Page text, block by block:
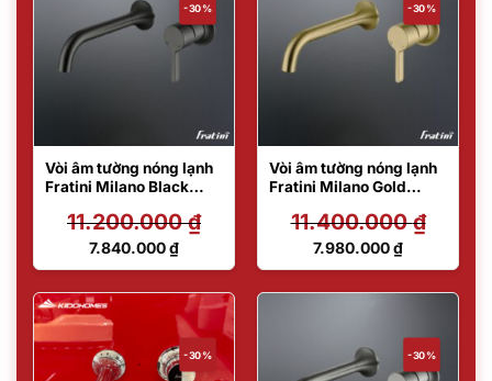
-30%
Vòi âm tường nóng lạnh
Fratini Milano Black
11.200.000₫
Giá
11.200.000 ₫.
7.840.000₫
Giá
7.840.000 ₫.
-30%
Vòi âm tường nóng lạnh
Fratini Milano Gold
11.400.000₫
Giá
11.400.000 ₫.
7.980.000₫
Giá
7.980.000 ₫.
-30% -30%